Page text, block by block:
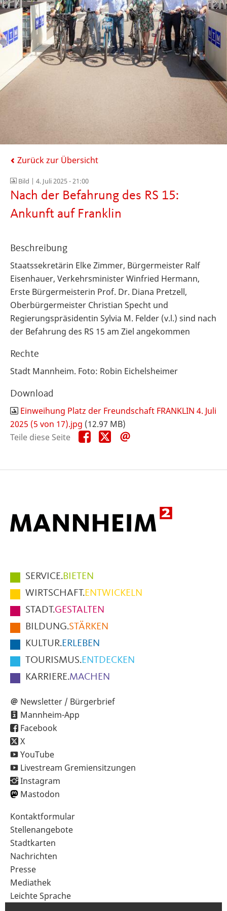
Zurück zur Übersicht
Bild | 4. Juli 2025 - 21:00
Nach der Befahrung des RS 15:
Ankunft auf Franklin
Beschreibung
Staatssekretärin Elke Zimmer, Bürgermeister Ralf
Eisenhauer, Verkehrsminister Winfried Hermann,
Erste Bürgermeisterin Prof. Dr. Diana Pretzell,
Oberbürgermeister Christian Specht und
Regierungspräsidentin Sylvia M. Felder (v.l.) sind nach
der Befahrung des RS 15 am Ziel angekommen
Rechte
Stadt Mannheim. Foto: Robin Eichelsheimer
Download
Einweihung Platz der Freundschaft FRANKLIN 4. Juli
2025 (5 von 17).jpg (12.97 MB)
Teile diese Seite
Teile
diese
Teile
diese
Hauptmenüpunkte
im
Fußbereich
der
Seite
SERVICE.BIETEN
WIRTSCHAFT.ENTWICKELN
STADT.GESTALTEN
BILDUNG.STÄRKEN
KULTUR.ERLEBEN
TOURISMUS.ENTDECKEN
KARRIERE.MACHEN
Newsletter / Bürgerbrief
Mannheim-App
Facebook
X
YouTube
Livestream Gremiensitzungen
Instagram
Mastodon
Sekundärnavigation
im
Fußbereich
Kontaktformular
Stellenangebote
Stadtkarten
Nachrichten
Presse
Mediathek
Leichte Sprache